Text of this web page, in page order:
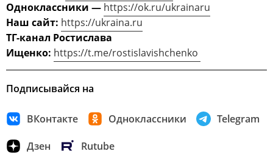
Одноклассники — https://ok.ru/ukrainaru
Наш сайт: https://ukraina.ru
ТГ-канал Ростислава
Ищенко: https://t.me/rostislavishchenko
Подписывайся на
ВКонтакте Одноклассники Telegram
Дзен Rutube